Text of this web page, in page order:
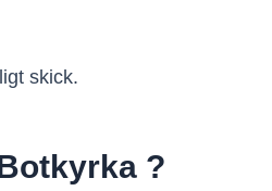
skick.
?